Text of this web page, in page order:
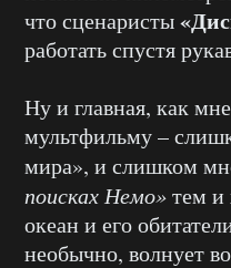
что сценаристы
работать спустя
Ну и главная, как
мультфильму –
мира», и слишком
поисках Немо»тем и
океан и его
необычно, волнует